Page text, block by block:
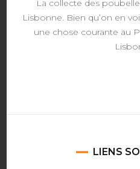
La collecte des
Lisbonne. Bien qu’on en
une chose courante au
LIENS